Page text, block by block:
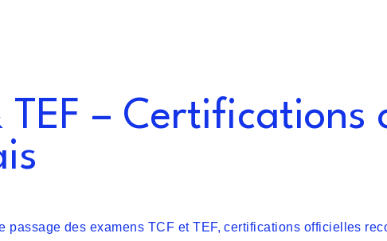
TEF – Certifications
passage des examens TCF et TEF, certifications officielles